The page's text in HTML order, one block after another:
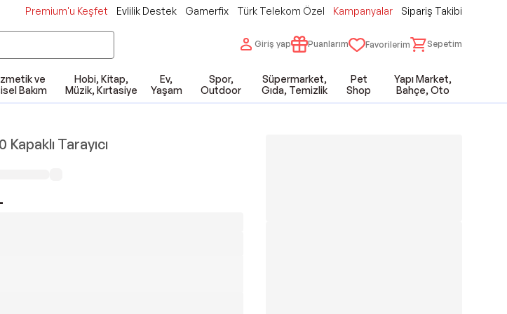
Premium'u Keşfet Evlilik Destek Gamerfix Türk Telekom Özel Kampanyalar Sipariş Takibi
Giriş yap Puanlarım Favorilerim Sepetim
ve
Bakım
Hobi, Kitap,
Müzik, Kırtasiye
Ev,
Yaşam
Spor,
Outdoor
Süpermarket,
Gıda, Temizlik
Pet
Shop
Yapı Market,
Bahçe, Oto
Kapaklı Tarayıcı